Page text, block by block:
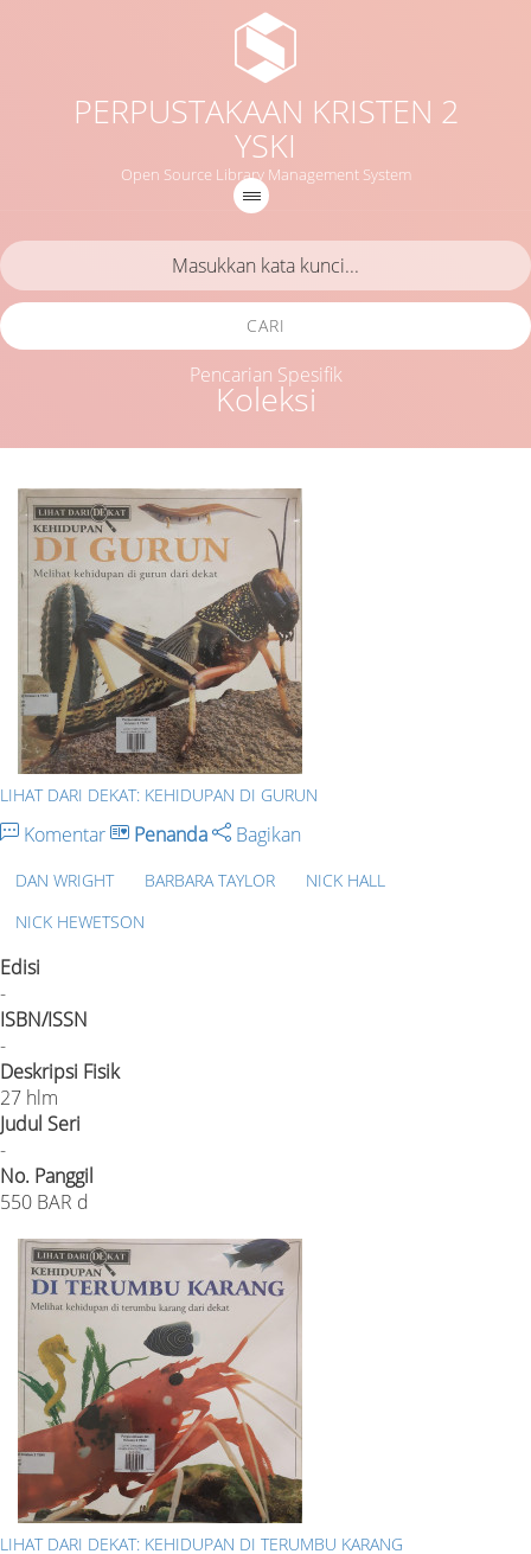
PERPUSTAKAAN KRISTEN 2
YSKI
Open Source Library Management System
Koleksi
CARI
Pencarian Spesifik
LIHAT DARI DEKAT: KEHIDUPAN DI GURUN
Komentar Penanda Bagikan
DAN WRIGHT BARBARA TAYLOR
NICK HALL
NICK HEWETSON
Edisi
-
ISBN/ISSN
-
Deskripsi Fisik
27 hlm
Judul Seri
-
No. Panggil
550 BAR d
LIHAT DARI DEKAT: KEHIDUPAN DI TERUMBU KARANG